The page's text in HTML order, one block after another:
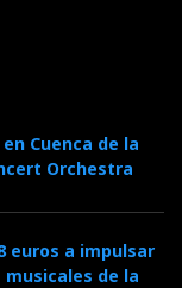
Cuenca de la
Orchestra
euros a impulsar
de la